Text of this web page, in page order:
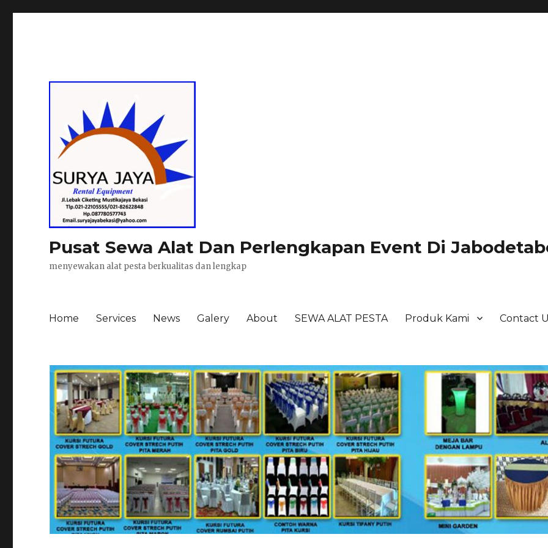
Pusat Sewa Alat Dan Perlengkapan Event Di
menyewakan alat pesta berkualitas dan lengkap
Home Services News Galery About SEWA ALAT PESTA Produk Kami Contact